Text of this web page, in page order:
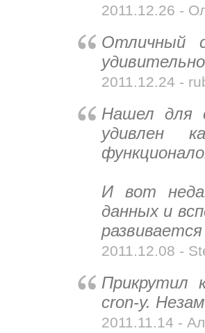
2011.12.26 -
Отличный
2011.12.24 -
Нашел для
удивлен
И вот
данных и
2011.12.08 -
Прикрутил
cron-у.
2011.11.14 -